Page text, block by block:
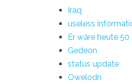
Iraq
useless
Er wäre heute 50
Gedeon
status update
Owelodn